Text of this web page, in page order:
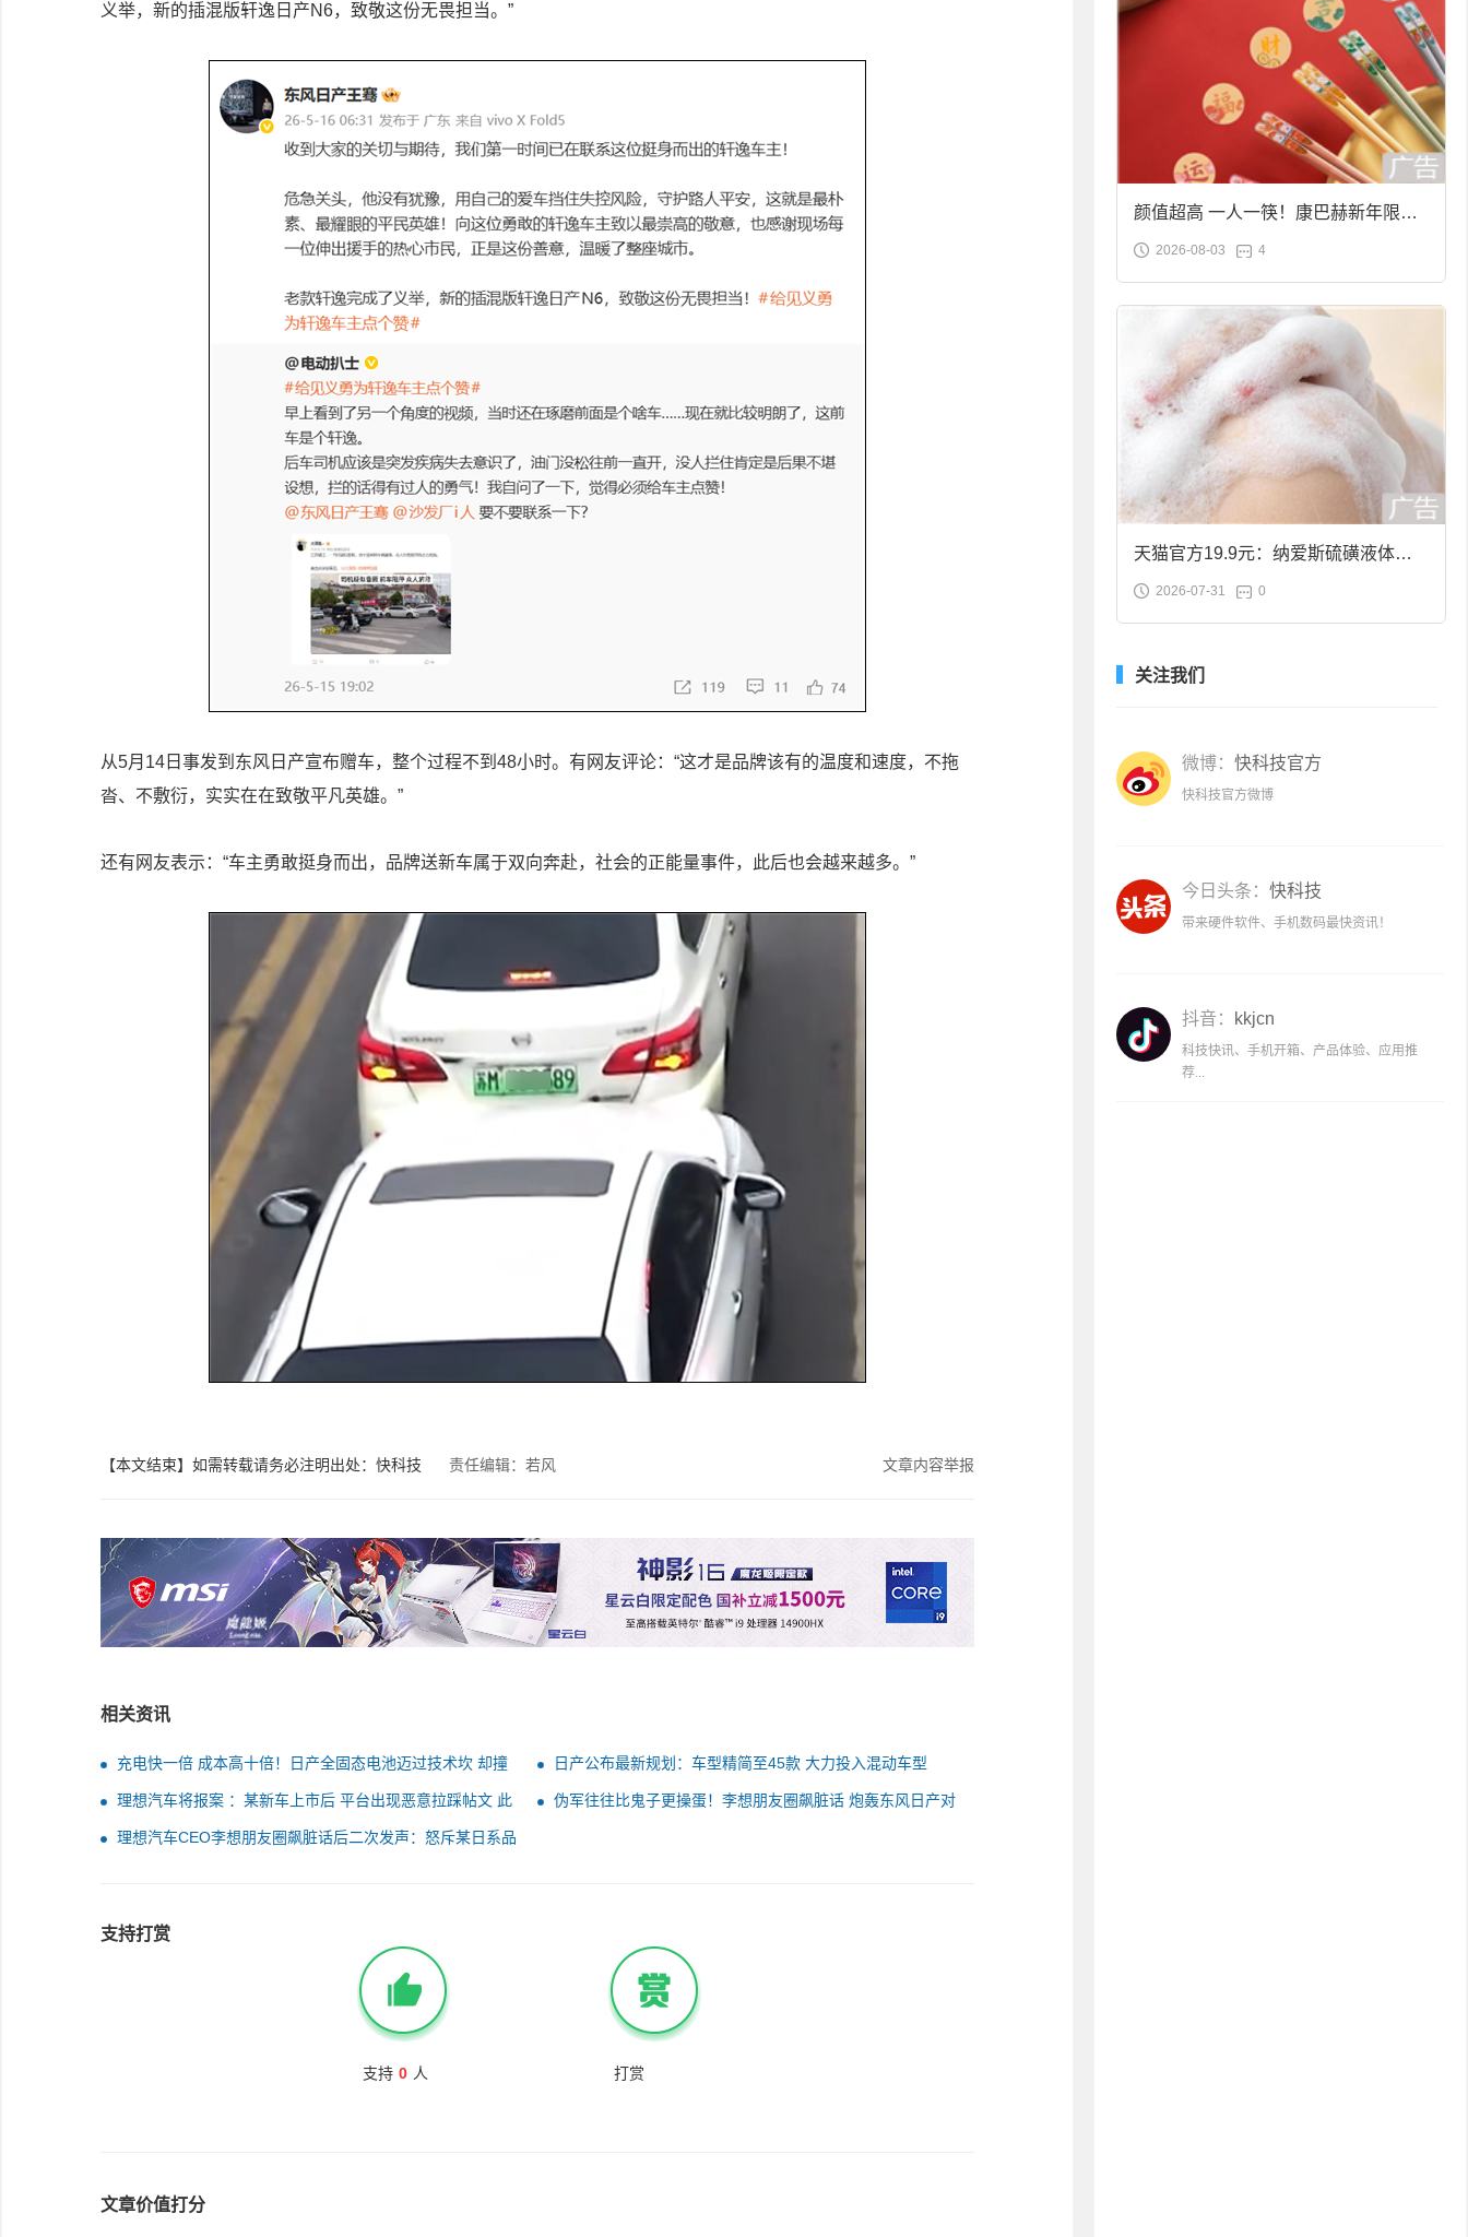
义举，新的插混版轩逸日产N6，致敬这份无畏担当。”
从5月14日事发到东风日产宣布赠车，整个过程不到48小时。有网友评论：“这才是品牌该有的温度和速度，不拖
沓、不敷衍，实实在在致敬平凡英雄。”
还有网友表示：“车主勇敢挺身而出，品牌送新车属于双向奔赴，社会的正能量事件，此后也会越来越多。”
【本文结束】如需转载请务必注明出处：快科技 责任编辑：若风 文章内容举报
相关资讯
充电快一倍 成本高十倍！日产全固态电池迈过技术坎 却撞
上成本墙
日产公布最新规划：车型精简至45款 大力投入混动车型
理想汽车将报案 ：某新车上市后 平台出现恶意拉踩帖文 此
前李想发朋友圈称遭遇最恶劣内卷
伪军往往比鬼子更操蛋！李想朋友圈飙脏话 炮轰东风日产对
理想汽车CEO李想朋友圈飙脏话后二次发声：怒斥某日系品
支持打赏
支持 0 人 打赏
文章价值打分
颜值超高 一人一筷！康巴赫新年限定
合金筷子大促：19.9元
2026-08-03 4
天猫官方19.9元：纳爱斯硫磺液体香
皂2斤大促
2026-07-31 0
关注我们
微博： 快科技官方
快科技官方微博
今日头条： 快科技
带来硬件软件、手机数码最快资讯！
抖音： kkjcn
科技快讯、手机开箱、产品体验、应用推
荐...